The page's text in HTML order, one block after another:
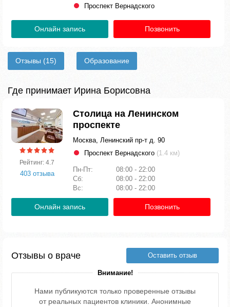
Проспект Вернадского
Онлайн запись Позвонить
Отзывы (15) Образование
Где принимает Ирина Борисовна
Рейтинг: 4.7
403 отзыва
Столица на Ленинском
проспекте
Москва, Ленинский пр-т д. 90
Проспект Вернадского (1.4 км)
Пн-Пт:
08:00 - 22:00
Сб:
08:00 - 22:00
Вс:
08:00 - 22:00
Онлайн запись Позвонить
Отзывы о враче Оставить отзыв
Внимание!
Нами публикуются только проверенные отзывы
от реальных пациентов клиники. Анонимные